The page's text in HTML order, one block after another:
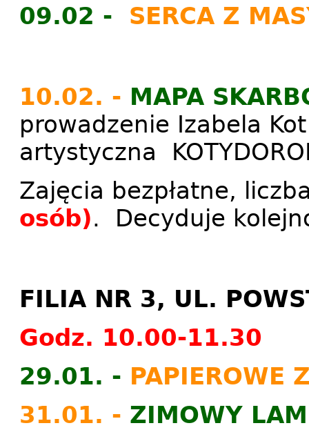
09.02 - SERCA Z
10.02. - MAPA
prowadzenie Izabela
artystyczna
Zajęcia bezpłatne,
osób). Decyduje
FILIA NR 3, UL.
Godz. 10.00-11.30
29.01. - PAPIEROWE
31.01. - ZIMOWY